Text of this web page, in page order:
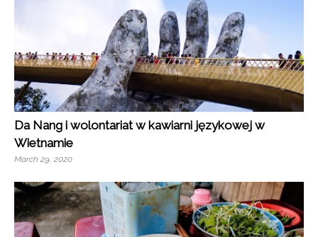
Da Nang i wolontariat w kawiarni językowej w
Wietnamie
March 29, 2020